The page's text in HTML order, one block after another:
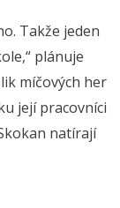
Takže jeden
plánuje
míčových her
její pracovníci
natírají